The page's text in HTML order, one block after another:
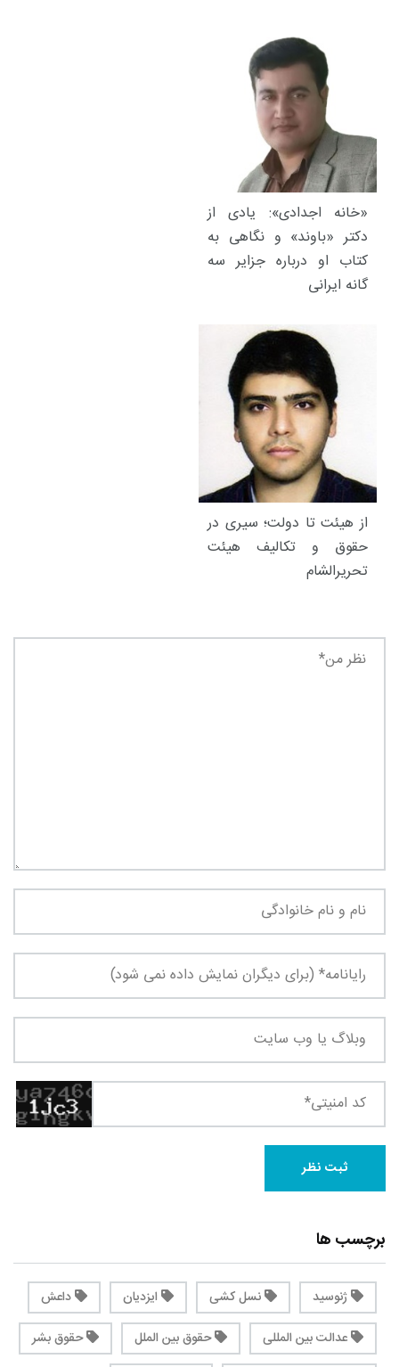
«خانه اجدادی»: یادی از
دکتر «باوند» و نگاهی به
کتاب او درباره جزایر سه
گانه ایرانی
از هیئت تا دولت؛ سیری در
حقوق و تکالیف هیئت
تحریرالشام
برچسب ها
ژنوسید نسل کشی ایزدیان
داعش
عدالت بین المللی
حقوق بین الملل
حقوق بشر